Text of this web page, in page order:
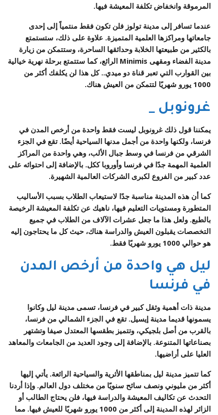
المرموقة وانخفاض تكلفة المعيشة فيها.
عندما تسافر إلى مدينة تولوز فلن تكون فقط منتمياً إلى إحدى
جامعاتها ومراكزها العلمية المتميزة. علاوة على ذلك، ستستمتع
بالكثير من طبيعتها الخلابة وحدائقها الساحرة، وستتمكن من زيارة
مدينة الفضاء ومقهى Minimis الرائع، كما ستتمتع برحلة نهرية خيالية
بين القوارب التي تعبر قناة دو ميدي.. كل هذا لن يكلفك أكثر من
1000 يورو شهريًا لتتمكن من العيش هناك.
غرونوبل _
يمكننا قول ذلك غرونوبل ليست فقط واحدة من أرخص المدن في
فرنسا، ولكنها واحدة من أجمل مدنها السياحية أيضًا. تقع في الجزء
الشرقي من فرنسا في وسط جبال الألب، وهي واحدة من المراكز
العلمية المهمة جدًا في فرنسا وأوروبا ككل. بالإضافة إلى احتوائه على
عدد كبير من الفروع لكبرى الشركات العالمية الشهيرة.
كما أن هذه المدينة مناسبة جدًا لاستيعاب الطلاب بسبب الأساليب
المتطورة ومستويات التعليم فيها، ناهيك عن تكلفة المعيشة الرخيصة
بالطبع. ولعل هذا ما جعل عشرات الآلاف من الطلاب في جميع
التخصصات يقبلون العيش والدراسة هناك، حيث كل ما يحتاجون إليه
هو حوالي 1000 يورو شهريًا فقط.
ليل هي واحدة من أرخص المدن
في فرنسا
مدينة ذات أهمية وثقل كبير في فرنسا، تسمى مدينة ليل وكانوا
يسمونها قديما مدينة إيسيل. تقع في الجزء الشمالي من فرنسا،
بالقرب من أصل بلجيكي، وتتميز بطقسها المعتدل صيفا وتشتهر
بصناعاتها المتنوعة. بالإضافة إلى وجود العديد من الجامعات والمعاهد
العليا على أراضيها.
كما تتميز مدينة ليل بمناطقها الأثرية والسياحية الرائعة. يأتي إليها
أكثر من مليوني ونصف سائح سنويًا من مختلف دول العالم. وإذا أردنا
التحدث عن تكاليف المعيشة والدراسة فيها، فلن يحتاج الطالب أو
الزائر لهذه المدينة إلى أكثر من 1000 يورو شهريًا للعيش فيها. مما